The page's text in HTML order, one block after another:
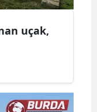
uçak,